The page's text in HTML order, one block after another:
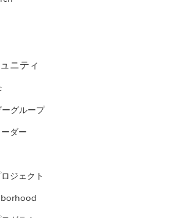
ニティ
グループ
ダー
ジェクト